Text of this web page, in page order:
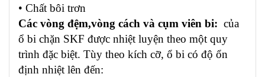
• Chất bôi trơn
Các vòng đệm,vòng cách và cụm viên bi: của
ổ bi chặn SKF được nhiệt luyện theo một quy
trình đặc biệt. Tùy theo kích cỡ, ổ bi có độ ổn
định nhiệt lên đến: